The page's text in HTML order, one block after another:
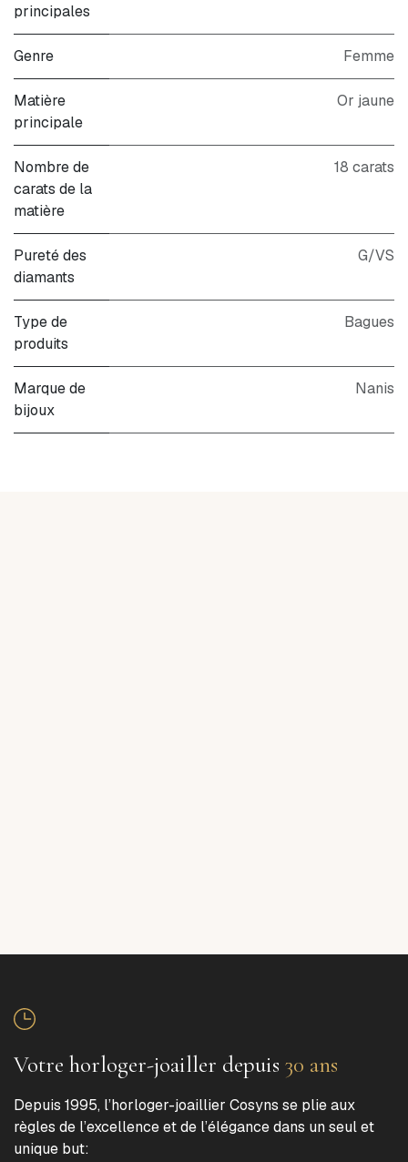
principales
Genre Femme
Matière
principale
Or jaune
Nombre de
carats de la
matière
18 carats
Pureté des
diamants
G/VS
Type de
produits
Bagues
Marque de
bijoux
Nanis
Votre horloger-joailler depuis 30 ans
Depuis 1995, l’horloger-joaillier Cosyns se plie aux
règles de l’excellence et de l’élégance dans un seul et
unique but: